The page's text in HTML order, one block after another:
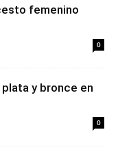
femenino
0
y bronce en
0